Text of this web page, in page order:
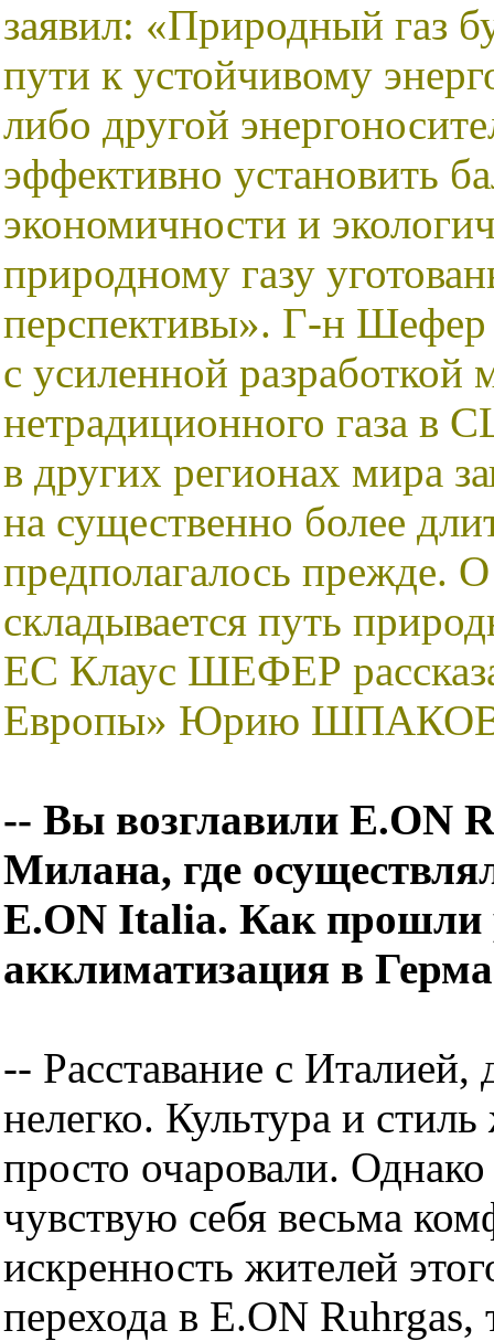
заявил: «Природный газ
пути к устойчивому
либо другой
эффективно установить
экономичности и
природному газу
перспективы». Г-н Шефер
с усиленной разработкой
нетрадиционного газа
в других регионах мира
на существенно более
предполагалось прежде.
складывается путь
ЕС Клаус ШЕФЕР
Европы» Юрию
-- Вы возглавили E.ON
Милана, где
E.ON Italia. Как прошли
акклиматизация в
-- Расставание с Италией,
нелегко. Культура и
просто очаровали.
чувствую себя весьма
искренность жителей
перехода в E.ON Ruhrgas,